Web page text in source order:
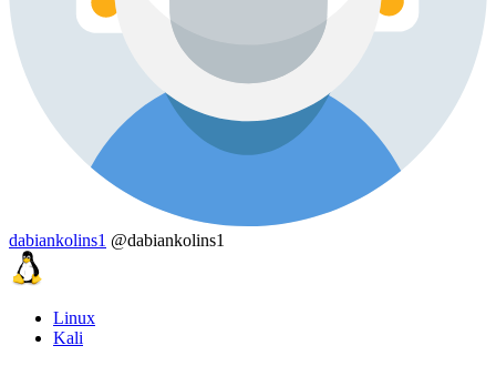
dabiankolins1 @dabiankolins1
Linux
Kali